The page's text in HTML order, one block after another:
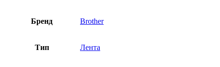
Бренд Brother
Тип Лента